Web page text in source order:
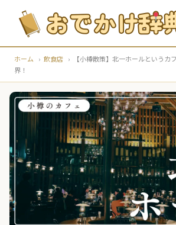
ホーム › 飲食店 ›
【小樽散策】北一ホールというカ
界！